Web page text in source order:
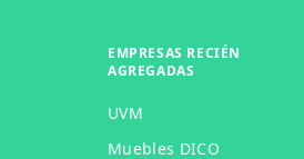
EMPRESAS RECIÉN
AGREGADAS
UVM
Muebles DICO